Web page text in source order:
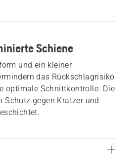
Schiene
und ein kleiner
das Rückschlagrisiko
optimale Schnittkontrolle. Die
Schutz gegen Kratzer und